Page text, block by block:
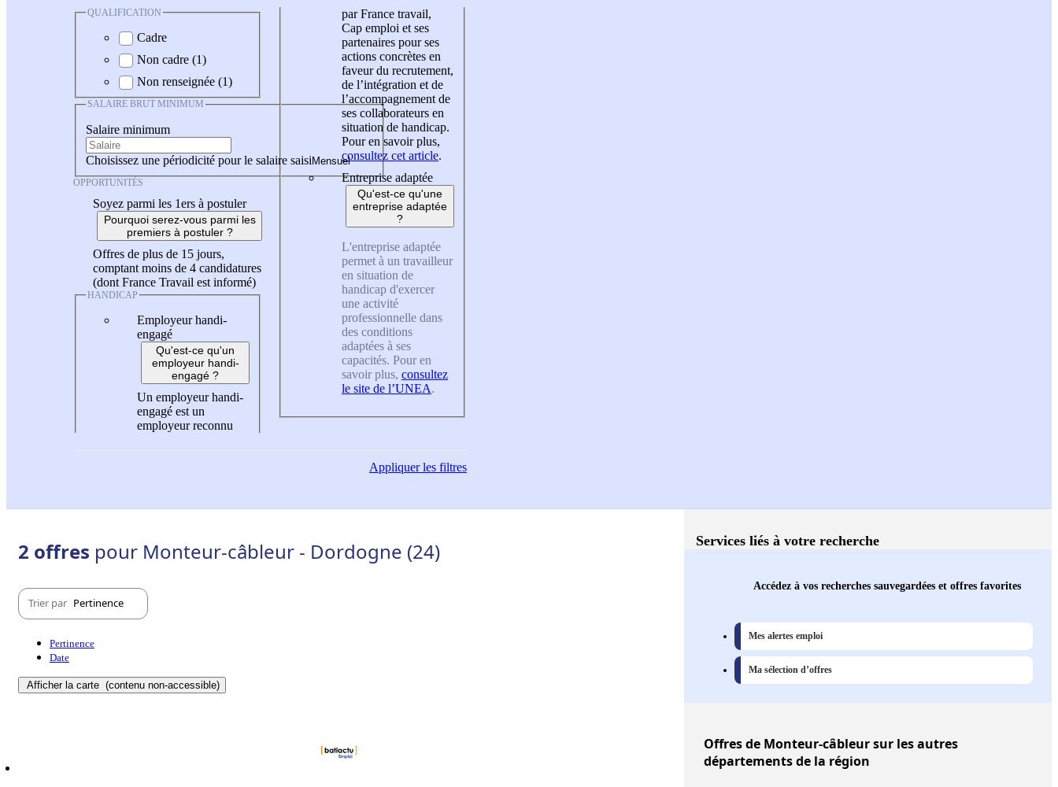
QUALIFICATION
Cadre
Non cadre (1)
Non renseignée (1)
SALAIRE BRUT MINIMUM
Salaire minimum
Choisissez une périodicité pour le salaire saisi
OPPORTUNITÉS
Soyez parmi les 1ers à postuler
Pourquoi serez-vous parmi les
premiers à postuler ?
Offres de plus de 15 jours,
comptant moins de 4 candidatures
(dont France Travail est informé)
HANDICAP
Employeur handi-
engagé
Qu'est-ce qu'un
employeur handi-
engagé ?
Un employeur handi-
engagé est un
employeur reconnu
par France travail,
Cap emploi et ses
partenaires pour ses
actions concrètes en
faveur du recrutement,
de l’intégration et de
l’accompagnement de
ses collaborateurs en
situation de handicap.
Pour en savoir plus,
consultez cet article.
Entreprise adaptée
Qu'est-ce qu'une
entreprise adaptée
?
L'entreprise adaptée
permet à un travailleur
en situation de
handicap d'exercer
une activité
professionnelle dans
des conditions
adaptées à ses
capacités. Pour en
savoir plus, consultez
le site de l’UNEA.
Appliquerles filtres
2 offres pour Monteur-câbleur - Dordogne (24)
Trier par Pertinence
Pertinence
Date
Afficher la carte (contenu non-accessible)
Services liés à votre recherche
Accédez à vos recherches sauvegardées et offres favorites
Mes alertes emploi
Ma sélection d’offres
Offresde Monteur-câbleur sur les autres
départements de la région